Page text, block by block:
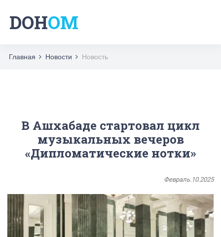
DOHOM
Главная Новости Новость
В Ашхабаде стартовал цикл
музыкальных вечеров
«Дипломатические нотки»
Февраль.10.2025